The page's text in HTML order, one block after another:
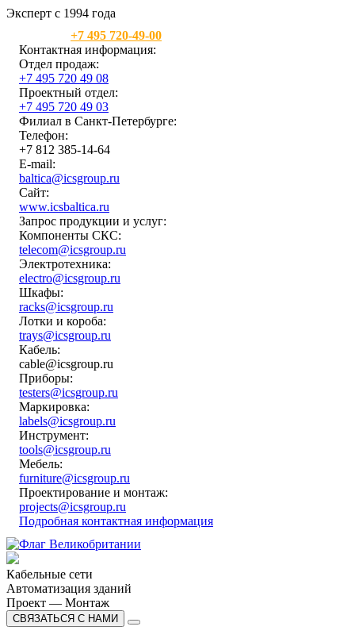
Эксперт с 1994 года
+7 495 720-49-00
Контактная информация:
Отдел продаж:
+7 495 720 49 08
Проектный отдел:
+7 495 720 49 03
Филиал в Санкт-Петербурге:
Телефон:
+7 812 385-14-64
E-mail:
baltica@icsgroup.ru
Сайт:
www.icsbaltica.ru
Запрос продукции и услуг:
Компоненты СКС:
telecom@icsgroup.ru
Электротехника:
electro@icsgroup.ru
Шкафы:
racks@icsgroup.ru
Лотки и короба:
trays@icsgroup.ru
Кабель:
cable@icsgroup.ru
Приборы:
testers@icsgroup.ru
Маркировка:
labels@icsgroup.ru
Инструмент:
tools@icsgroup.ru
Мебель:
furniture@icsgroup.ru
Проектирование и монтаж:
projects@icsgroup.ru
Подробная контактная информация
Кабельные сети
Автоматизация зданий
Проект — Монтаж
СВЯЗАТЬСЯ С НАМИ